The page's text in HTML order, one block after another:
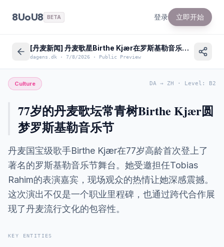
8UoU8 BETA 登录 立即开始
[丹麦新闻] 丹麦歌星Birthe Kjær在罗斯基勒音乐节上的震撼体验
dagens.dk · 7/8/2026 · Public Preview
Culture DA → ZH · Level : B2
77岁的丹麦歌坛常青树Birthe Kjær圆
梦罗斯基勒音乐节
丹麦国宝级歌手Birthe Kjær在77岁高龄首次登上了
著名的罗斯基勒音乐节舞台。她受邀担任Tobias
Rahim的表演嘉宾，现场观众的热情让她深感震撼。
这次演出不仅是一个职业里程碑，也通过跨代合作展
现了丹麦流行文化的包容性。
KEY ENTITIES